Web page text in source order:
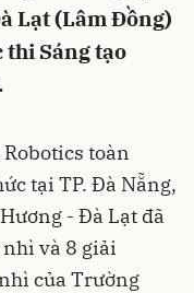
Lạt (Lâm Đồng)
thi Sáng tạo
toàn
tại TP. Đà Nẵng,
- Đà Lạt đã
và 8 giải
của Trường